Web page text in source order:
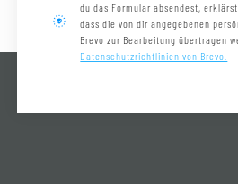
du das Formular absendest,
dass die von dir angegebenen
Brevo zur Bearbeitung übertragen
Datenschutzrichtlinien von Brevo.